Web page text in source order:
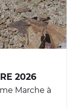
2026
Marche à